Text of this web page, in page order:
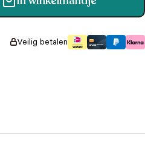
Veilig betalen